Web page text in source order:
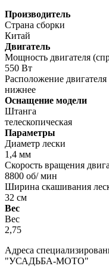
Производитель
Страна сборки
Китай
Двигатель
Мощность двигателя
550 Вт
Расположение двигателя
нижнее
Оснащение модели
Штанга
телескопическая
Параметры
Диаметр лески
1,4 мм
Скорость вращения
8800 об/ мин
Ширина скашивания
32 см
Вес
Вес
2,75
Адреса
"УСАДЬБА-МОТО"